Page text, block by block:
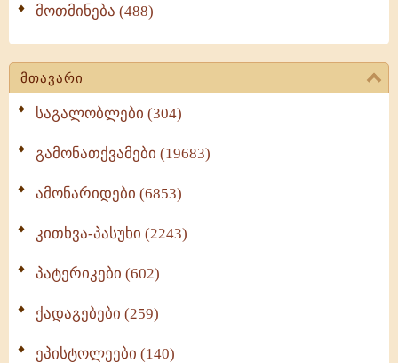
მოთმინება (488)
მთავარი
საგალობლები (304)
გამონათქვამები (19683)
ამონარიდები (6853)
კითხვა-პასუხი (2243)
პატერიკები (602)
ქადაგებები (259)
ეპისტოლეები (140)